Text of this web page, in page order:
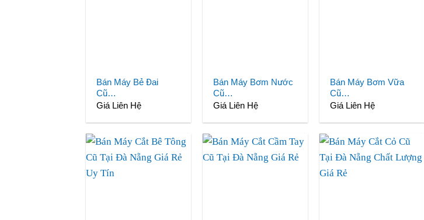
Bán Máy Bẻ Đai
Cũ…
Giá Liên Hệ
Bán Máy Bơm Nước
Cũ…
Giá Liên Hệ
Bán Máy Bơm Vữa
Cũ…
Giá Liên Hệ